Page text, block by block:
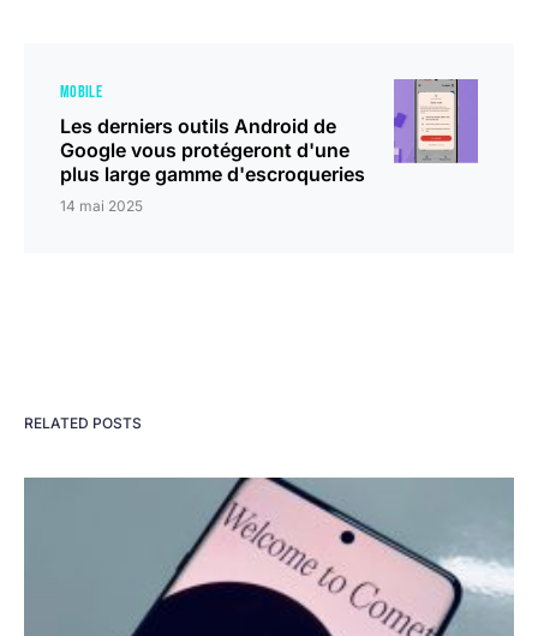
MOBILE
Les derniers outils Android de
Google vous protégeront d'une
plus large gamme d'escroqueries
14 mai 2025
RELATED POSTS